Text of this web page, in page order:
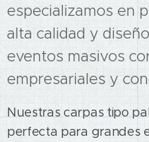
especializamos en
alta calidad y
eventos masivos
empresariales y
Nuestras carpas tipo
perfecta para grandes